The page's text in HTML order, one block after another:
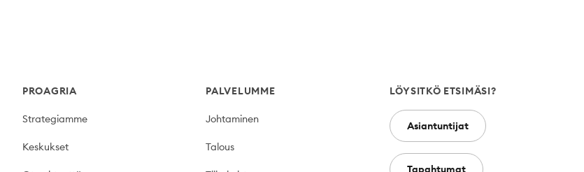
PROAGRIA
Strategiamme
Keskukset
PALVELUMME
Johtaminen
Talous
LÖYSITKÖ ETSIMÄSI?
Asiantuntijat
Tapahtumat